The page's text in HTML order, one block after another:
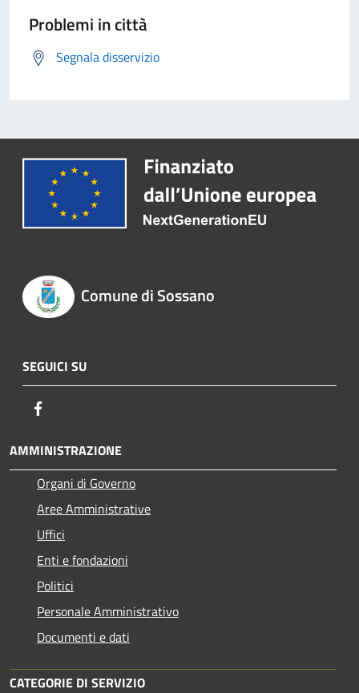
Problemi in città
Segnala disservizio
Comune di Sossano
SEGUICI SU
AMMINISTRAZIONE
Organi di Governo
Aree Amministrative
Uffici
Enti e fondazioni
Politici
Personale Amministrativo
Documenti e dati
CATEGORIE DI SERVIZIO